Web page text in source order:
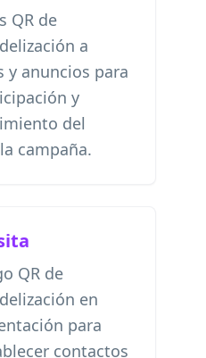
QR de
a
y anuncios para
y
del
campaña.
QR de
en
para
contactos